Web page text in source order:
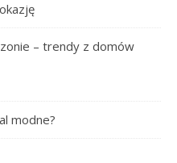
– trendy z domów
modne?